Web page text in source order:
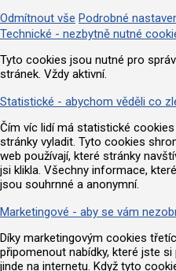
Odmítnout vše Podrobné
Technické - nezbytně nutné
Tyto cookies jsou nutné pro
stránek. Vždy aktivní.
Statistické - abychom věděli co
Čím víc lidí má statistické
stránky vyladit. Tyto cookies
web používají, které stránky
jsi klikla. Všechny informace,
jsou souhrnné a anonymní.
Marketingové - aby se vám
Díky marketingovým cookies
připomenout nabídky, které jste
jinde na internetu. Když tyto